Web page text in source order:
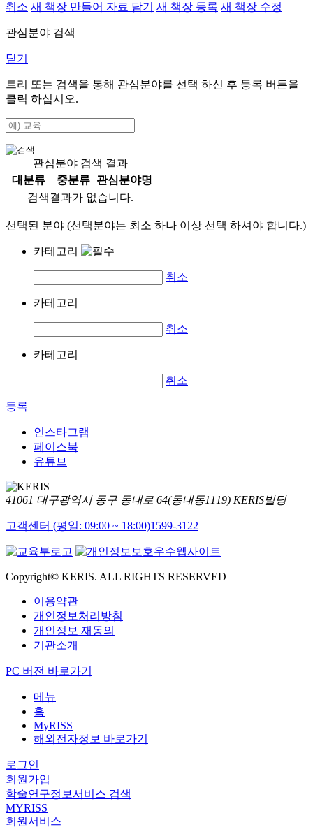
취소 새 책장 만들어 자료 담기 새 책장 등록 새 책장 수정
관심분야 검색
닫기
트리 또는 검색을 통해 관심분야를 선택 하신 후 등록 버튼을
클릭 하십시오.
관심분야 검색 결과
대분류
중분류
관심분야명
검색결과가 없습니다.
선택된 분야 (선택분야는 최소 하나 이상 선택 하셔야 합니다.)
카테고리
취소
카테고리
취소
카테고리
취소
등록
인스타그램
페이스북
유튜브
41061 대구광역시 동구 동내로 64(동내동1119) KERIS빌딩
고객센터 (평일: 09:00 ~ 18:00)1599-3122
Copyright© KERIS. ALL RIGHTS RESERVED
이용약관
개인정보처리방침
개인정보 재동의
기관소개
PC 버전 바로가기
메뉴
홈
MyRISS
해외전자정보 바로가기
로그인
회원가입
학술연구정보서비스 검색
MYRISS
회원서비스